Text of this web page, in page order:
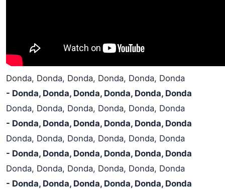
Donda, Donda, Donda, Donda, Donda, Donda
- Donda, Donda, Donda, Donda, Donda, Donda
Donda, Donda, Donda, Donda, Donda, Donda
- Donda, Donda, Donda, Donda, Donda, Donda
Donda, Donda, Donda, Donda, Donda, Donda
- Donda, Donda, Donda, Donda, Donda, Donda
Donda, Donda, Donda, Donda, Donda, Donda
- Donda, Donda, Donda, Donda, Donda, Donda